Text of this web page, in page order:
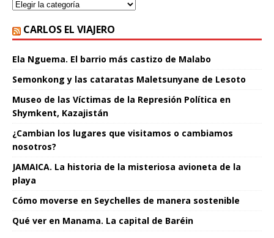
CARLOS EL VIAJERO
Ela Nguema. El barrio más castizo de Malabo
Semonkong y las cataratas Maletsunyane de Lesoto
Museo de las Víctimas de la Represión Política en
Shymkent, Kazajistán
¿Cambian los lugares que visitamos o cambiamos
nosotros?
JAMAICA. La historia de la misteriosa avioneta de la
playa
Cómo moverse en Seychelles de manera sostenible
Qué ver en Manama. La capital de Baréin